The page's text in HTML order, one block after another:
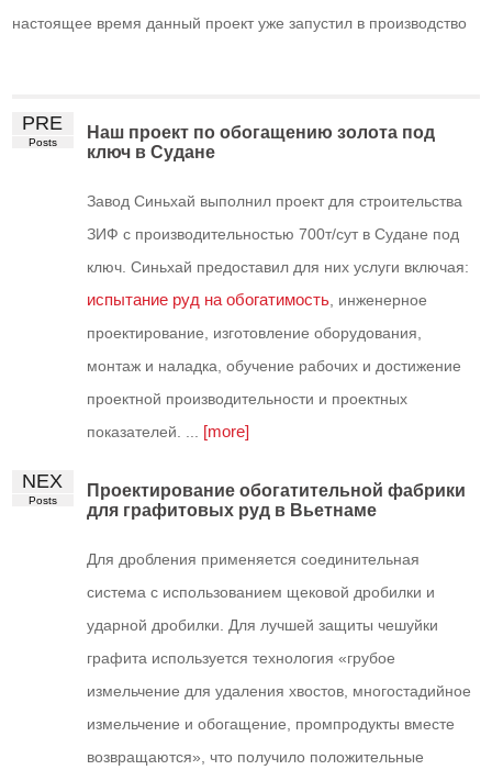
настоящее время данный проект уже запустил в производство
PRE
Posts
Наш проект по обогащению золота под
ключ в Судане
Завод Синьхай выполнил проект для строительства
ЗИФ с производительностью 700т/сут в Судане под
ключ. Синьхай предоставил для них услуги включая:
испытание руд на обогатимость , инженерное
проектирование, изготовление оборудования,
монтаж и наладка, обучение рабочих и достижение
проектной производительности и проектных
показателей. ...
[more]
NEX
Posts
Проектирование обогатительной фабрики
для графитовых руд в Вьетнаме
Для дробления применяется соединительная
система с использованием щековой дробилки и
ударной дробилки. Для лучшей защиты чешуйки
графита используется технология «грубое
измельчение для удаления хвостов, многостадийное
измельчение и обогащение, промпродукты вместе
возвращаются», что получило положительные